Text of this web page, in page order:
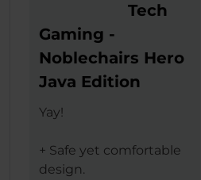
Tech
Gaming -
Noblechairs Hero
Java Edition
Yay!
+ Safe yet comfortable
design.